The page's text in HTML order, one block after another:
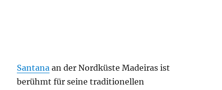
Santana an der Nordküste Madeiras ist
berühmt für seine traditionellen